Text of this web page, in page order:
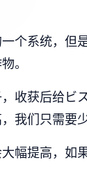
个系统，但
。
收获后给ビ
我们只需要
幅提高，如